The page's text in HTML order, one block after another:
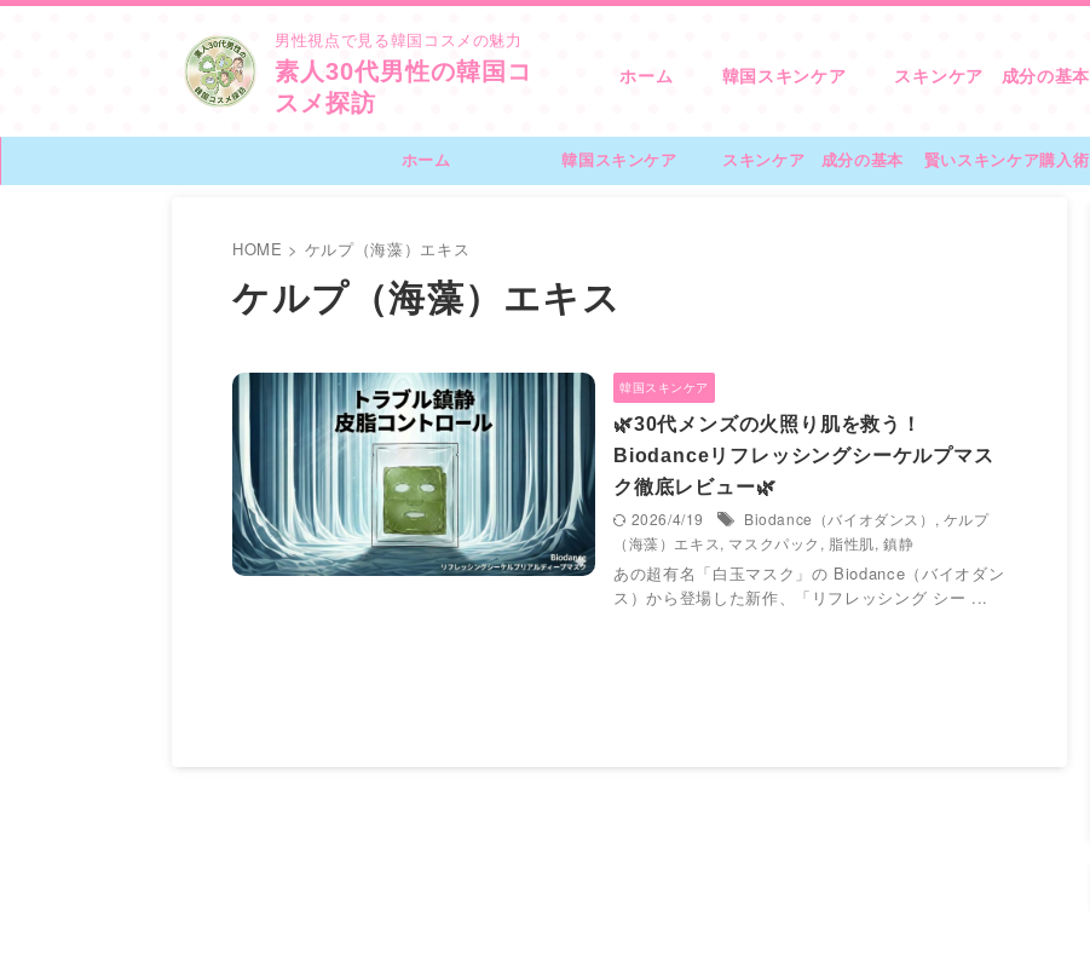
男性視点で見る韓国コスメの魅力
素人30代男性の韓国コ
スメ探訪
ホーム 韓国スキンケア スキンケア 成分の基本
ホーム 韓国スキンケア スキンケア 成分の基本 賢いスキンケア購入術
HOME > ケルプ（海藻）エキス
ケルプ（海藻）エキス
韓国スキンケア
🌿30代メンズの火照り肌を救う！
Biodanceリフレッシングシーケルプマス
ク徹底レビュー🌿
2026/4/19
Biodance（バイオダンス） , ケルプ
（海藻）エキス, マスクパック , 脂性肌,鎮静
あの超有名「白玉マスク」の Biodance（バイオダン
ス）から登場した新作、「リフレッシング シー ...